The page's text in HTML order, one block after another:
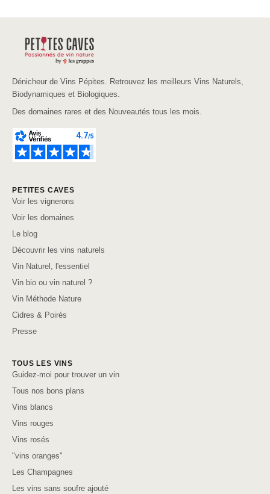
Dénicheur de Vins Pépites. Retrouvez les meilleurs Vins Naturels,
Biodynamiques et Biologiques.
Des domaines rares et des Nouveautés tous les mois.
PETITES CAVES
Voir les vignerons
Voir les domaines
Le blog
Découvrir les vins naturels
Vin Naturel, l'essentiel
Vin bio ou vin naturel ?
Vin Méthode Nature
Cidres & Poirés
Presse
TOUS LES VINS
Guidez-moi pour trouver un vin
Tous nos bons plans
Vins blancs
Vins rouges
Vins rosés
"vins oranges"
Les Champagnes
Les vins sans soufre ajouté